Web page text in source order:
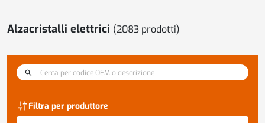
Alzacristalli elettrici (2083 prodotti)
discover_tuneFiltra per produttore